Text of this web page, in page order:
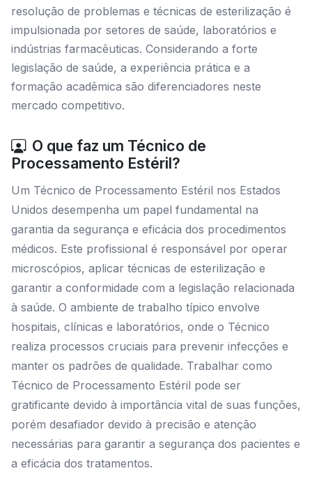
resolução de problemas e técnicas de esterilização é
impulsionada por setores de saúde, laboratórios e
indústrias farmacêuticas. Considerando a forte
legislação de saúde, a experiência prática e a
formação acadêmica são diferenciadores neste
mercado competitivo.
O que faz um Técnico de
Processamento Estéril?
Um Técnico de Processamento Estéril nos Estados
Unidos desempenha um papel fundamental na
garantia da segurança e eficácia dos procedimentos
médicos. Este profissional é responsável por operar
microscópios, aplicar técnicas de esterilização e
garantir a conformidade com a legislação relacionada
à saúde. O ambiente de trabalho típico envolve
hospitais, clínicas e laboratórios, onde o Técnico
realiza processos cruciais para prevenir infecções e
manter os padrões de qualidade. Trabalhar como
Técnico de Processamento Estéril pode ser
gratificante devido à importância vital de suas funções,
porém desafiador devido à precisão e atenção
necessárias para garantir a segurança dos pacientes e
a eficácia dos tratamentos.